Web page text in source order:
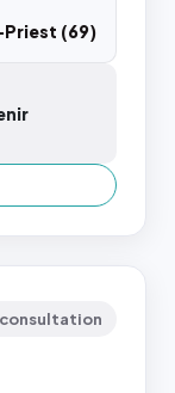
(69)